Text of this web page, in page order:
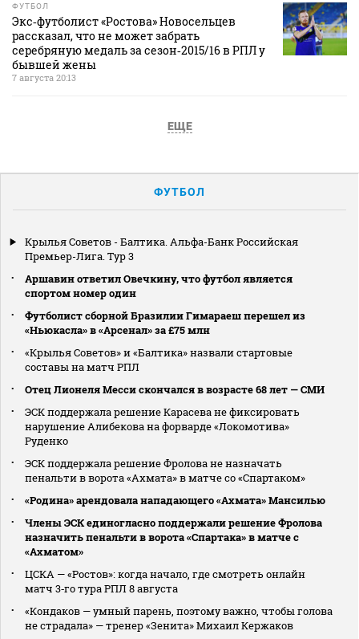
ФУТБОЛ
Экс‑футболист «Ростова» Новосельцев
рассказал, что не может забрать
серебряную медаль за сезон‑2015/16 в РПЛ у
бывшей жены
7 августа 20:13
ЕЩЕ
ФУТБОЛ
Крылья Советов - Балтика. Альфа-Банк Российская
Премьер-Лига. Тур 3
Аршавин ответил Овечкину, что футбол является
спортом номер один
Футболист сборной Бразилии Гимараеш перешел из
«Ньюкасла» в «Арсенал» за £75 млн
«Крылья Советов» и «Балтика» назвали стартовые
составы на матч РПЛ
Отец Лионеля Месси скончался в возрасте 68 лет — СМИ
ЭСК поддержала решение Карасева не фиксировать
нарушение Алибекова на форварде «Локомотива»
Руденко
ЭСК поддержала решение Фролова не назначать
пенальти в ворота «Ахмата» в матче со «Спартаком»
«Родина» арендовала нападающего «Ахмата» Мансилью
Члены ЭСК единогласно поддержали решение Фролова
назначить пенальти в ворота «Спартака» в матче с
«Ахматом»
ЦСКА — «Ростов»: когда начало, где смотреть онлайн
матч 3‑го тура РПЛ 8 августа
«Кондаков — умный парень, поэтому важно, чтобы голова
не страдала» — тренер «Зенита» Михаил Кержаков